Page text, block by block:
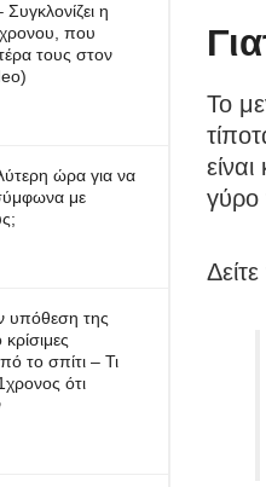
η
που
τους στον
ώρα για να
με
υπόθεση της
το σπίτι – Τι
ότι
Το
γύρο